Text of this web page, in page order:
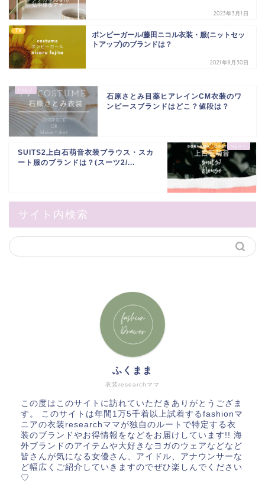
2023年3月1日
TV
ボンビーガール/藤田ニコル衣装・服(ニットセッ
トアップ)のブランドは？
2021年8月30日
石原さとみ目薬ヒアレインCM衣装のワ
ンピースブランドはどこ？値段は？
SUITS2上白石萌音衣装ブラウス・スカ
ート服のブランドは？(スーツ2/...
サイト内検索
衣装researchママ
ふくまま
この度はこのサイトに訪れていただきありがとうござま
す。 このサイトは年間1万5千着以上試着するfashionマ
ニアの衣装researchママが独自のルートで特定する衣
装のブランドやお得情報をなどをお届けしています!! 海
外ブランドのアイテムや大好きなヨガのウェアなどなど
皆さんが気になる女優さん、アイドル、アナウンサーな
ど幅広くご紹介していきますのでぜひ楽しんでください
♡